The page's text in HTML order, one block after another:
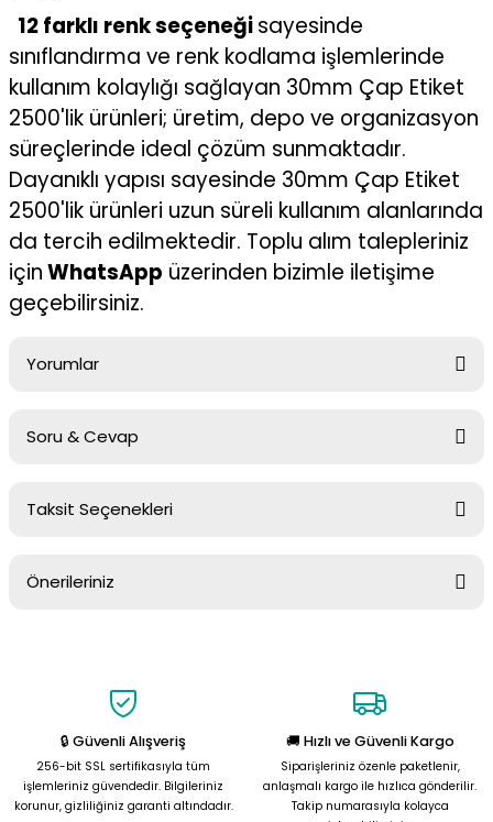
12 farklı renk seçeneğisayesinde
sınıflandırma ve renk kodlama işlemlerinde
kullanım kolaylığı sağlayan 30mm Çap Etiket
2500'lik ürünleri; üretim, depo ve organizasyon
süreçlerinde ideal çözüm sunmaktadır.
Dayanıklı yapısı sayesinde 30mm Çap Etiket
2500'lik ürünleri uzun süreli kullanım alanlarında
da tercih edilmektedir. Toplu alım talepleriniz
içinWhatsApp üzerinden bizimle iletişime
geçebilirsiniz.
Yorumlar
Soru & Cevap
Ürün hakkında henüz soru sorulmamış.
Taksit Seçenekleri
Önerileriniz
Görüş ve önerileriniz için teşekkür ederiz.
Ürün resmi kalitesiz, bozuk veya görüntülenemiyor.
Ürün açıklamasında eksik bilgiler bulunuyor.
Ürün bilgilerinde hatalar bulunuyor.
🔒 Güvenli Alışveriş
256-bit SSL sertifikasıyla tüm
işlemleriniz güvendedir. Bilgileriniz
korunur, gizliliğiniz garanti altındadır.
🚚 Hızlı ve Güvenli Kargo
Siparişleriniz özenle paketlenir,
anlaşmalı kargo ile hızlıca gönderilir.
Takip numarasıyla kolayca